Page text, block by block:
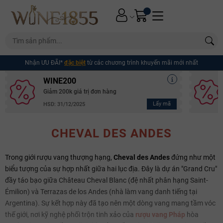
Nhận ƯU ĐÃI* đặc biệt từ các chương trình khuyến mãi mới nhất
WINE200
Giảm 200k giá trị đơn hàng
HSD: 31/12/2025 Lấy mã
CHEVAL DES ANDES
Trong giới rượu vang thượng hạng, Cheval des Andesđứng như một
biểu tượng của sự hợp nhất giữa hai lục địa. Đây là dự án "Grand Cru"
đầy táo bạo giữa Château Cheval Blanc (đệ nhất phân hạng Saint-
Émilion) và Terrazas de los Andes (nhà làm vang danh tiếng tại
Argentina). Sự kết hợp này đã tạo nên một dòng vang mang tầm vóc
thế giới, nơi kỹ nghệ phối trộn tinh xảo của rượu vang Pháp hòa